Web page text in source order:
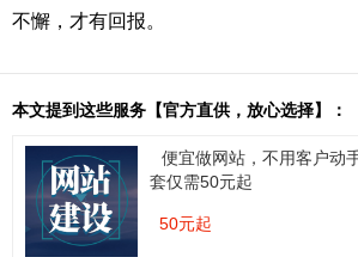
不懈，才有回报。
本文提到这些服务【官方直供，放心选择】：
便宜做网站，不用客户动
套仅需50元起
50元起